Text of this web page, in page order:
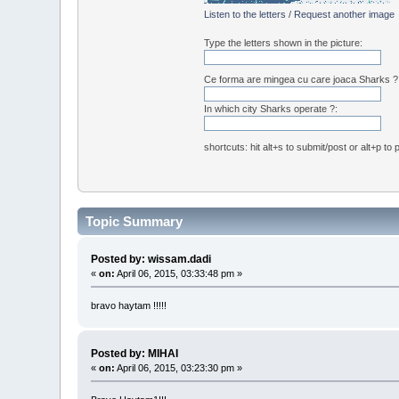
Listen to the letters / Request another image
Type the letters shown in the picture:
Ce forma are mingea cu care joaca Sharks ?:
In which city Sharks operate ?:
shortcuts: hit alt+s to submit/post or alt+p to
Topic Summary
Posted by: wissam.dadi
«on: April 06, 2015, 03:33:48 pm »
bravo haytam !!!!!
Posted by: MIHAI
«on: April 06, 2015, 03:23:30 pm »